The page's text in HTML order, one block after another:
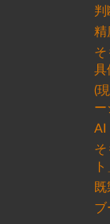
判
精
そ
具
(
ー
AI
そ
ブ